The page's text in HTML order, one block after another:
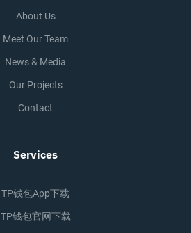
About Us
Meet Our Team
News & Media
Our Projects
Contact
Services
TP钱包app下载
TP钱包官网下载